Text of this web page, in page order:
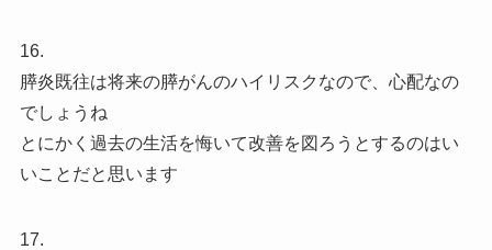
16.
膵炎既往は将来の膵がんのハイリスクなので、心配なの
でしょうね
とにかく過去の生活を悔いて改善を図ろうとするのはい
いことだと思います
17.